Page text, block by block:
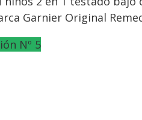
Garnier Original
Nº 5